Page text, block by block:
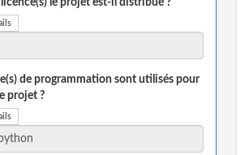
licence(s) le projet est-il distribué ?
de programmation sont utilisés pour
projet ?